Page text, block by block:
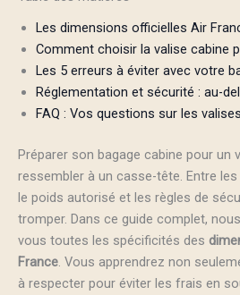
Les dimensions officielles Air
Comment choisir la valise cabine
Les 5 erreurs à éviter avec votre
Réglementation et sécurité : au-
FAQ : Vos questions sur les
Préparer son bagage cabine pour un
ressembler à un casse-tête. Entre
le poids autorisé et les règles de
tromper. Dans ce guide complet,
vous toutes les spécificités des
France . Vous apprendrez non
à respecter pour éviter les frais en